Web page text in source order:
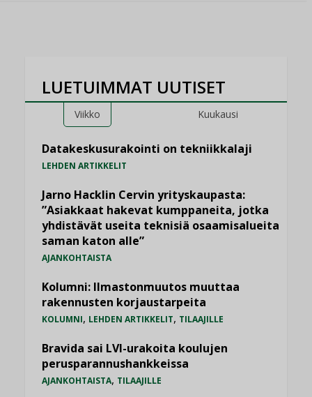
LUETUIMMAT UUTISET
Viikko Kuukausi
Datakeskusurakointi on tekniikkalaji
LEHDEN ARTIKKELIT
Jarno Hacklin Cervin yrityskaupasta:
”Asiakkaat hakevat kumppaneita, jotka
yhdistävät useita teknisiä osaamisalueita
saman katon alle”
AJANKOHTAISTA
Kolumni: Ilmastonmuutos muuttaa
rakennusten korjaustarpeita
KOLUMNI, LEHDEN ARTIKKELIT, TILAAJILLE
Bravida sai LVI-urakoita koulujen
perusparannushankkeissa
AJANKOHTAISTA, TILAAJILLE